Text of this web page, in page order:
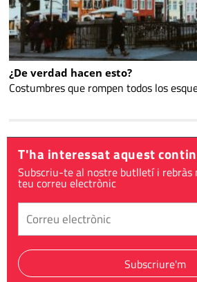
¿De verdad hacen esto?
Costumbres que rompen todos los
T'ha interessat aquest
Subscriu-te al nostre butlletí i rebràs
teu correu electrònic
Subscriure'm